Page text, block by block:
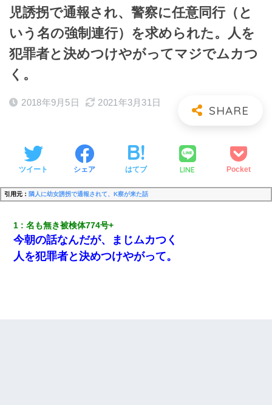
児誘拐で通報され、警察に任意同行（と
いう名の強制連行）を求められた。人を
犯罪者と決めつけやがってマジでムカつ
く。
2018年9月5日 2021年3月31日
ツイート シェア はてブ LINE Pocket
引用元： 隣人に幼女誘拐で通報されて、K察が来た話
1 名も無き被検体774号+
今朝の話なんだが、まじムカつく
人を犯罪者と決めつけやがって。